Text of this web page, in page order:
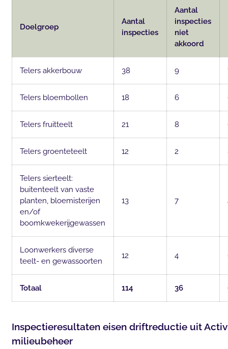
Doelgroep
Aantal
inspecties
Aantal
inspecties
niet
akkoord
Telers akkerbouw 38 9
Telers bloembollen 18 6
Telers fruitteelt 21 8
Telers groenteteelt 12 2
Telers sierteelt:
buitenteelt van vaste
planten, bloemisterijen
en/of
boomkwekerijgewassen
13 7
Loonwerkers diverse
teelt- en gewassoorten
12 4
Totaal 114 36
Inspectieresultaten eisen driftreductie uit
milieubeheer